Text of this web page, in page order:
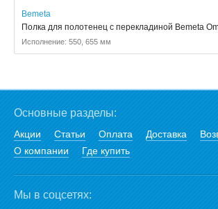
Bemeta
Полка для полотенец с перекладиной Bemeta
Исполнение: 550, 655 мм
Основные разделы:
Акции Статьи Оплата Доставка
О компании
Где купить
Мы в соцсетях: